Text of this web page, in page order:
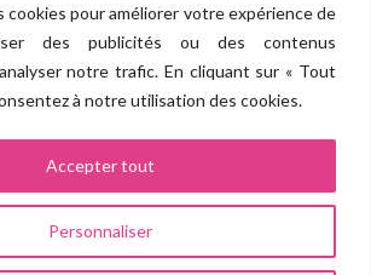
cookies pour améliorer votre expérience de
des publicités ou des contenus
notre trafic. En cliquant sur « Tout
à notre utilisation des cookies.
Personnaliser
Accepter tout
AP-HP.SORBONNE UNIVERSITÉ
Guyon)